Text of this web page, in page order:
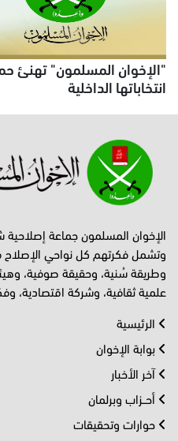
"الإخوان المسلمون" تهنئ
انتخاباتها الداخلية
الإخوان المسلمون جماعة
وتشمل فكرتهم كل نواحي
وطريقة سُنية، وحقيقة صوفية،
علمية ثقافية، وشركة اقتصادية،
الرئيسية
بوابة الإخوان
آخر الأخبار
أحــزاب وبرلمان
حوارات وتحقيقات